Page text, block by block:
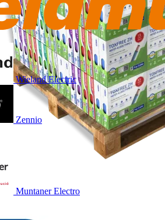
Wieland Electric
Zennio
Muntaner Electro
Y COLORES